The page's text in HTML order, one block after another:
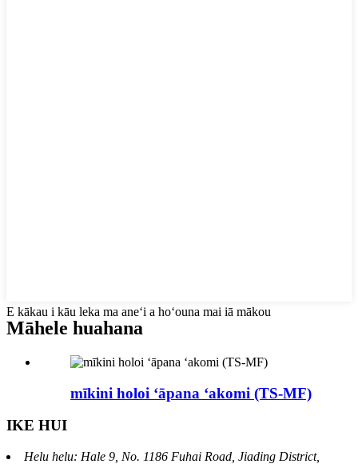
E kākau i kāu leka ma aneʻi a hoʻouna mai iā mākou
Māhele huahana
mīkini holoi ʻāpana ʻakomi (TS-MF)
IKE HUI
Helu helu: Hale 9, No. 1186 Fuhai Road, Jiading District,